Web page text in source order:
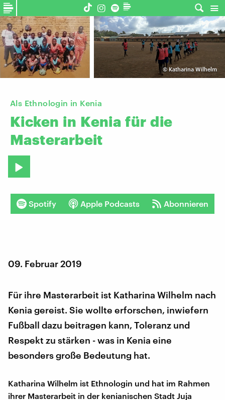
©Katharina Wilhelm
Als Ethnologin in Kenia
Kicken in Kenia für die
Masterarbeit
Spotify Apple Podcasts Abonnieren
09. Februar 2019
Für ihre Masterarbeit ist Katharina Wilhelm nach
Kenia gereist. Sie wollte erforschen, inwiefern
Fußball dazu beitragen kann, Toleranz und
Respekt zu stärken - was in Kenia eine
besonders große Bedeutung hat.
Katharina Wilhelm ist Ethnologin und hat im Rahmen
ihrer Masterarbeit in der kenianischen Stadt Juja